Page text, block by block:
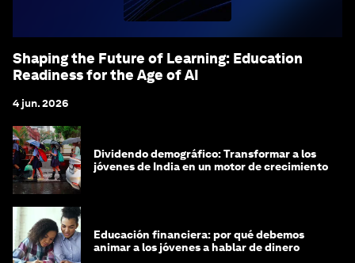
Shaping the Future of Learning: Education
Readiness for the Age of AI
4 jun. 2026
Dividendo demográfico: Transformar a los
jóvenes de India en un motor de crecimiento
Educación financiera: por qué debemos
animar a los jóvenes a hablar de dinero